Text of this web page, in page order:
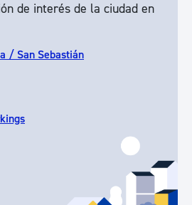
de interés de la ciudad en
/ San Sebastián